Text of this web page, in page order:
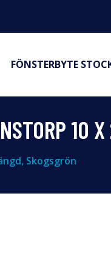
FÖNSTERBYTE
10
Skogsgrön